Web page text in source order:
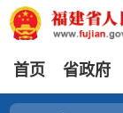
首页 省政府